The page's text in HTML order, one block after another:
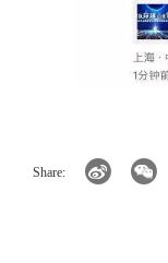
Share: